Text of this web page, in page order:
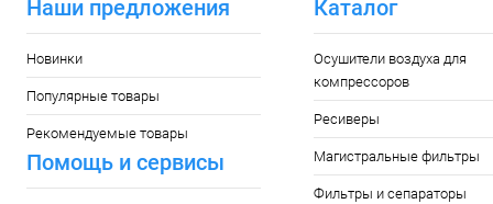
Наши предложения
Новинки
Популярные товары
Рекомендуемые товары
Помощь и сервисы
Каталог
Осушители воздуха для
компрессоров
Ресиверы
Магистральные фильтры
Фильтры и сепараторы